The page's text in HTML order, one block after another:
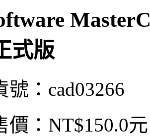
式版
號：cad03266
價： NT$150.0元